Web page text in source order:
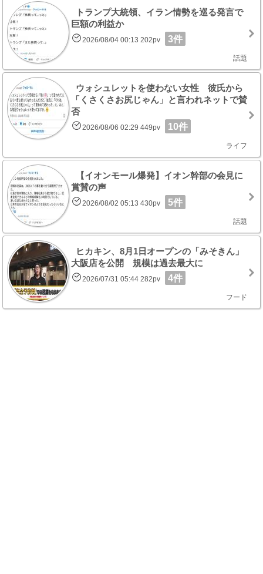
トランプ大統領、イラン情勢を巡る発言で
巨額の利益か
2026/08/04 00:13 202pv 3件
話題
ウォシュレットを使わない女性 彼氏から
「くさくさお尻じゃん」と言われネットで賛
否
2026/08/06 02:29 449pv 10件
ライフ
【イオンモール爆発】イオン幹部の会見に
賞賛の声
2026/08/02 05:13 430pv 5件
話題
ヒカキン、8月1日オープンの「みそきん」
大阪店を公開 規模は過去最大に
2026/07/31 05:44 282pv 4件
フード